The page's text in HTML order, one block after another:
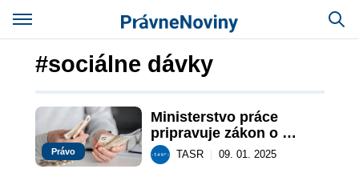
#sociálne dávky
Právo
Ministerstvo práce
pripravuje zákon o
krátení sociálnych dávok
TASR 09. 01. 2025